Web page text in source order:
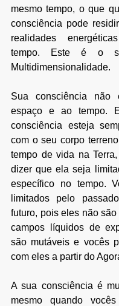
mesmo tempo, o que
consciência pode
realidades
tempo. Este é o
Multidimensionalidade.
Sua consciência não
espaço e ao tempo.
consciência esteja
com o seu corpo
tempo de vida na
dizer que ela seja
específico no tempo.
limitados pelo
futuro, pois eles não
campos líquidos de
são mutáveis e vocês
com eles a partir do
A sua consciência é
mesmo quando